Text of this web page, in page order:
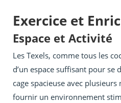
Exercice et
Espace et Activité
Les Texels, comme tous les
d’un espace suffisant pour se
cage spacieuse avec
fournir un environnement